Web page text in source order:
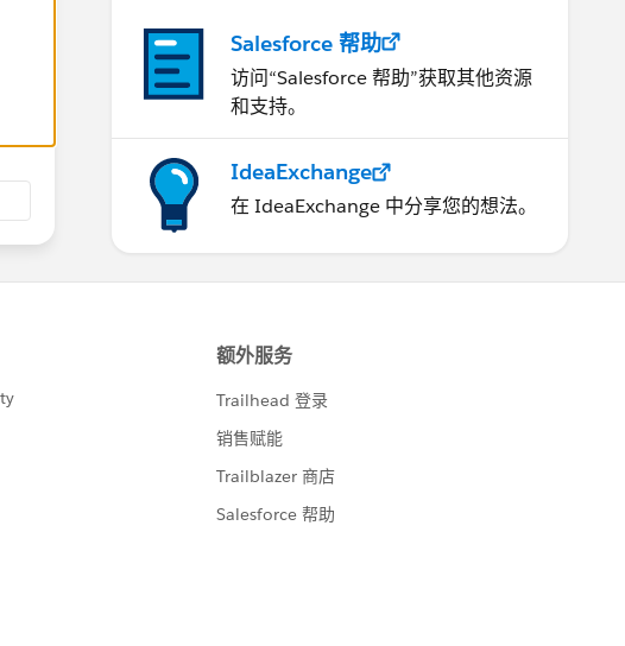
Salesforce 帮助
访问“Salesforce 帮助”获取其他资源
和支持。
IdeaExchange
在 IdeaExchange 中分享您的想法。